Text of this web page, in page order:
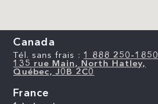
Canada
Tél. sans frais : 1 888 250-1850
135 rue Main, North Hatley,
Québec, J0B 2C0
France